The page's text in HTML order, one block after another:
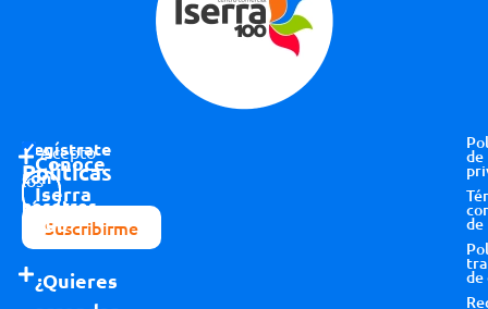
Regístrate
con
nosotros
Acepto
los
términos y
condiciones
Suscribirme
Conoce
Iserra
100
¿Quieres
Políticas
de
de
de